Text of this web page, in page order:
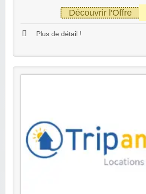
Découvrir l'Offre
Plus de détail !